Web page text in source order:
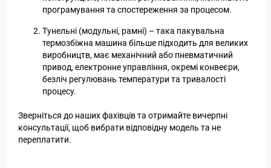
програмування та спостереження за процесом.
Тунельні (модульні, рамні) – така пакувальна
термозбіжна машина більше підходить для великих
виробництв, має механічний або пневматичний
привод, електронне управління, окремі конвеєри,
безліч регулювань температури та тривалості
процесу.
Зверніться до наших фахівців та отримайте вичерпні
консультації, щоб вибрати відповідну модель та не
переплатити.